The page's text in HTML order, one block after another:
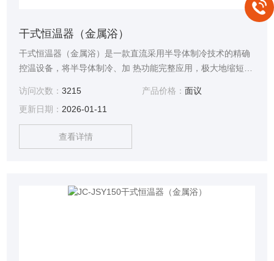
干式恒温器（金属浴）
干式恒温器（金属浴）是一款直流采用半导体制冷技术的精确
控温设备，将半导体制冷、加 热功能完整应用，极大地缩短了
自动化工具。具有加热、制冷，温度自定义编程等多用途功
能，可以满足不同用户的需求。
访问次数：3215 产品价格： 面议
更新日期：2026-01-11
查看详情